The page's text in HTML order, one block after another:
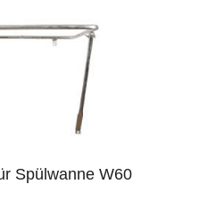
Spülwanne W60